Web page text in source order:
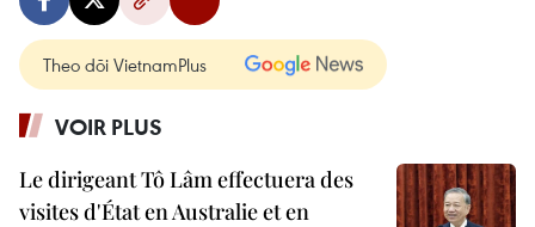
Theo dõi VietnamPlus
VOIR PLUS
Le dirigeant Tô Lâm effectuera des
visites d'État en Australie et en